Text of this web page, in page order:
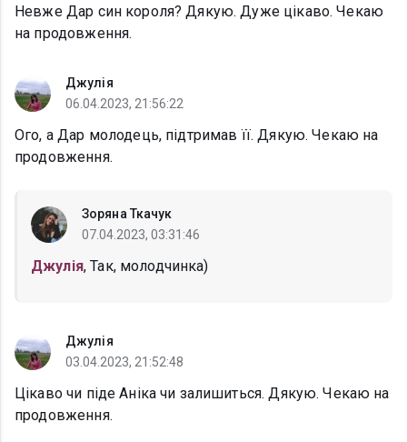
Невже Дар син короля? Дякую. Дуже цікаво. Чекаю
на продовження.
Джулія
06.04.2023, 21:56:22
Ого, а Дар молодець, підтримав її. Дякую. Чекаю на
продовження.
Зоряна Ткачук
07.04.2023, 03:31:46
Джулія, Так, молодчинка)
Джулія
03.04.2023, 21:52:48
Цікаво чи піде Аніка чи залишиться. Дякую. Чекаю на
продовження.